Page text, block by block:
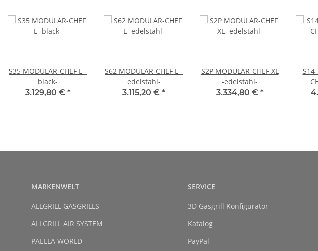
S35 MODULAR-CHEF L -
black-
3.129,80 € *
S62 MODULAR-CHEF L -
edelstahl-
3.115,20 € *
S2P MODULAR-CHEF XL
-edelstahl-
3.334,80 € *
MARKENWELT
ALLGRILL GASGRILLS
ALLGRILL AIR SYSTEM
PAELLA WORLD
SERVICE
3D Gasgrill Konfigurator
Katalog
PayPal